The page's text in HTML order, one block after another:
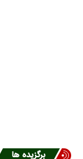
برگزیده ها